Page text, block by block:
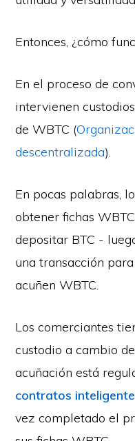
Entonces, ¿cómo
En el proceso de
intervienen
de WBTC (
descentralizada).
En pocas palabras,
obtener fichas
depositar BTC -
una transacción
acuñen WBTC.
Los comerciantes
custodio a cambio
acuñación está
contratos
vez completado el